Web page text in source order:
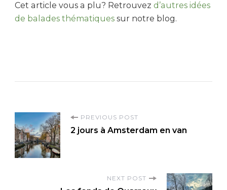
Cet article vous a plu? Retrouvez d’autres idées
de balades thématiques sur notre blog.
P
o
s
PREVIOUS POST
2 jours à Amsterdam en van
NEXT POST